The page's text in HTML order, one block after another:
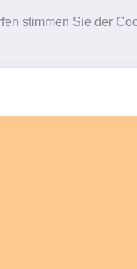
stimmen Sie der